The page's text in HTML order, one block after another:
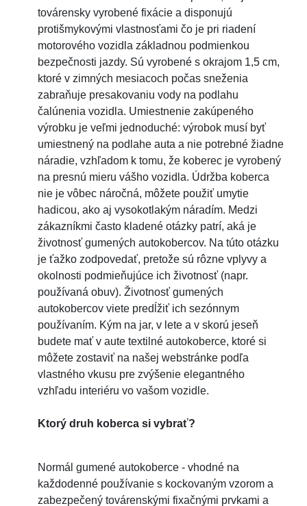
továrensky vyrobené fixácie a disponujú
protišmykovými vlastnosťami čo je pri riadení
motorového vozidla základnou podmienkou
bezpečnosti jazdy. Sú vyrobené s okrajom 1,5 cm,
ktoré v zimných mesiacoch počas sneženia
zabraňuje presakovaniu vody na podlahu
čalúnenia vozidla. Umiestnenie zakúpeného
výrobku je veľmi jednoduché: výrobok musí byť
umiestnený na podlahe auta a nie potrebné žiadne
náradie, vzhľadom k tomu, že koberec je vyrobený
na presnú mieru vášho vozidla. Údržba koberca
nie je vôbec náročná, môžete použiť umytie
hadicou, ako aj vysokotlakým náradím. Medzi
zákazníkmi často kladené otázky patrí, aká je
životnosť gumených autokobercov. Na túto otázku
je ťažko zodpovedať, pretože sú rôzne vplyvy a
okolnosti podmieňujúce ich životnosť (napr.
používaná obuv). Životnosť gumených
autokobercov viete predĺžiť ich sezónnym
používaním. Kým na jar, v lete a v skorú jeseň
budete mať v aute textilné autokoberce, ktoré si
môžete zostaviť na našej webstránke podľa
vlastného vkusu pre zvýšenie elegantného
vzhľadu interiéru vo vašom vozidle.
Ktorý druh koberca si vybrať?
Normál gumené autokoberce - vhodné na
každodenné používanie s kockovaným vzorom a
zabezpečený továrenskými fixačnými prvkami a